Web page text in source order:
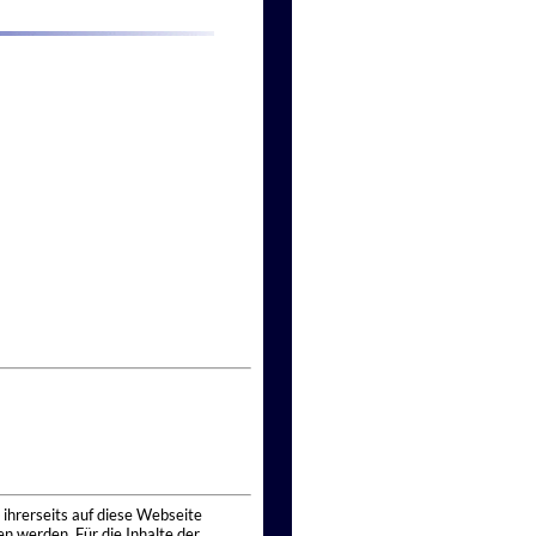
auf diese Webseite